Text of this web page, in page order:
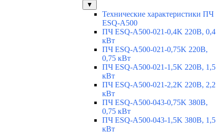
▼
Технические характеристики ПЧ
ESQ-A500
ПЧ ESQ-A500-021-0,4K 220В, 0,4
кВт
ПЧ ESQ-A500-021-0,75K 220В,
0,75 кВт
ПЧ ESQ-A500-021-1,5K 220В, 1,5
кВт
ПЧ ESQ-A500-021-2,2K 220В, 2,2
кВт
ПЧ ESQ-A500-043-0,75K 380В,
0,75 кВт
ПЧ ESQ-A500-043-1,5K 380В, 1,5
кВт